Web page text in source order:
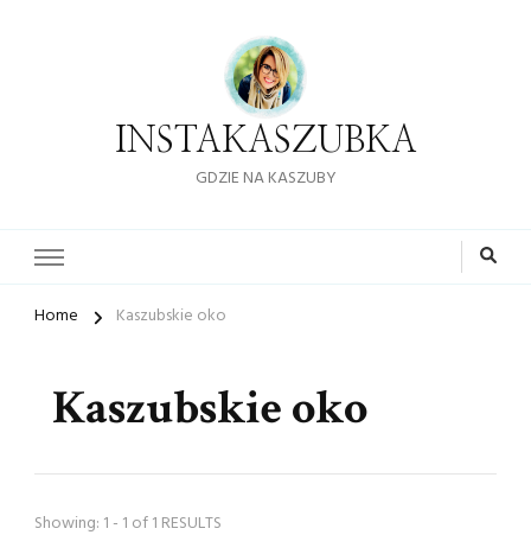
INSTAKASZUBKA
GDZIE NA KASZUBY
Home Kaszubskie oko
Kaszubskie oko
Showing: 1 - 1 of 1 RESULTS